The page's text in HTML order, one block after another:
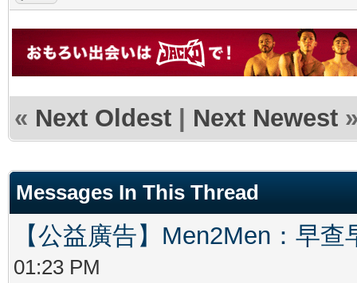
« Next Oldest | Next Newest
Messages In This Thread
【公益廣告】Men2Men：早查
01:23 PM